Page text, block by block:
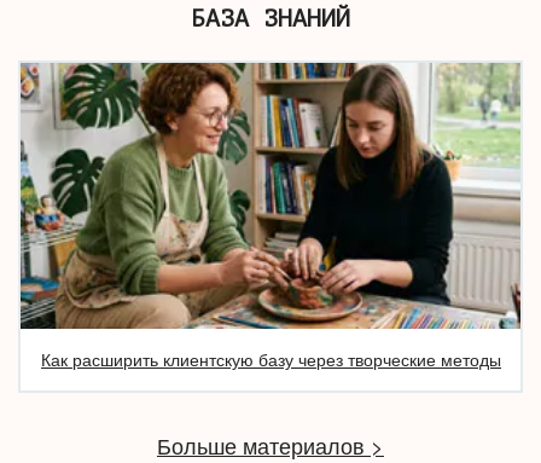
БАЗА ЗНАНИЙ
Как расширить клиентскую базу через творческие методы
Больше материалов >